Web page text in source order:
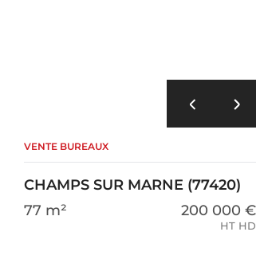
VENTE BUREAUX
CHAMPS SUR MARNE (77420)
77 m²
200 000 €
HT HD